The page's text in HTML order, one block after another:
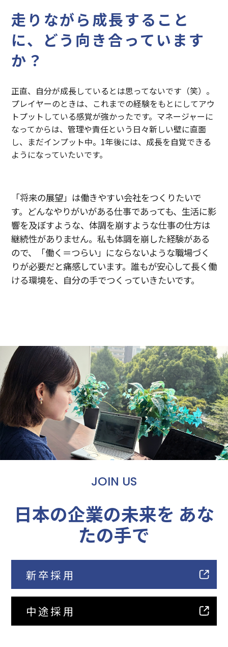
走りながら成長すること
に、どう向き合っています
か？
正直、自分が成長しているとは思ってないです（笑）。
プレイヤーのときは、これまでの経験をもとにしてアウ
トプットしている感覚が強かったです。マネージャーに
なってからは、管理や責任という日々新しい壁に直面
し、まだインプット中。1年後には、成長を自覚できる
ようになっていたいです。
「将来の展望」は働きやすい会社をつくりたいで
す。どんなやりがいがある仕事であっても、生活に影
響を及ぼすような、体調を崩すような仕事の仕方は
継続性がありません。私も体調を崩した経験がある
ので、「働く＝つらい」にならないような職場づく
りが必要だと痛感しています。誰もが安心して長く働
ける環境を、自分の手でつくっていきたいです。
JOIN US
日本の企業の未来を あな
たの手で
新卒採用
中途採用